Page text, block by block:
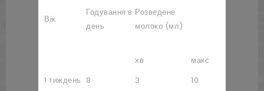
Вік
Годування в
день
Розведене
молоко (мл)
хв
макс
1 тиждень 8 3 10